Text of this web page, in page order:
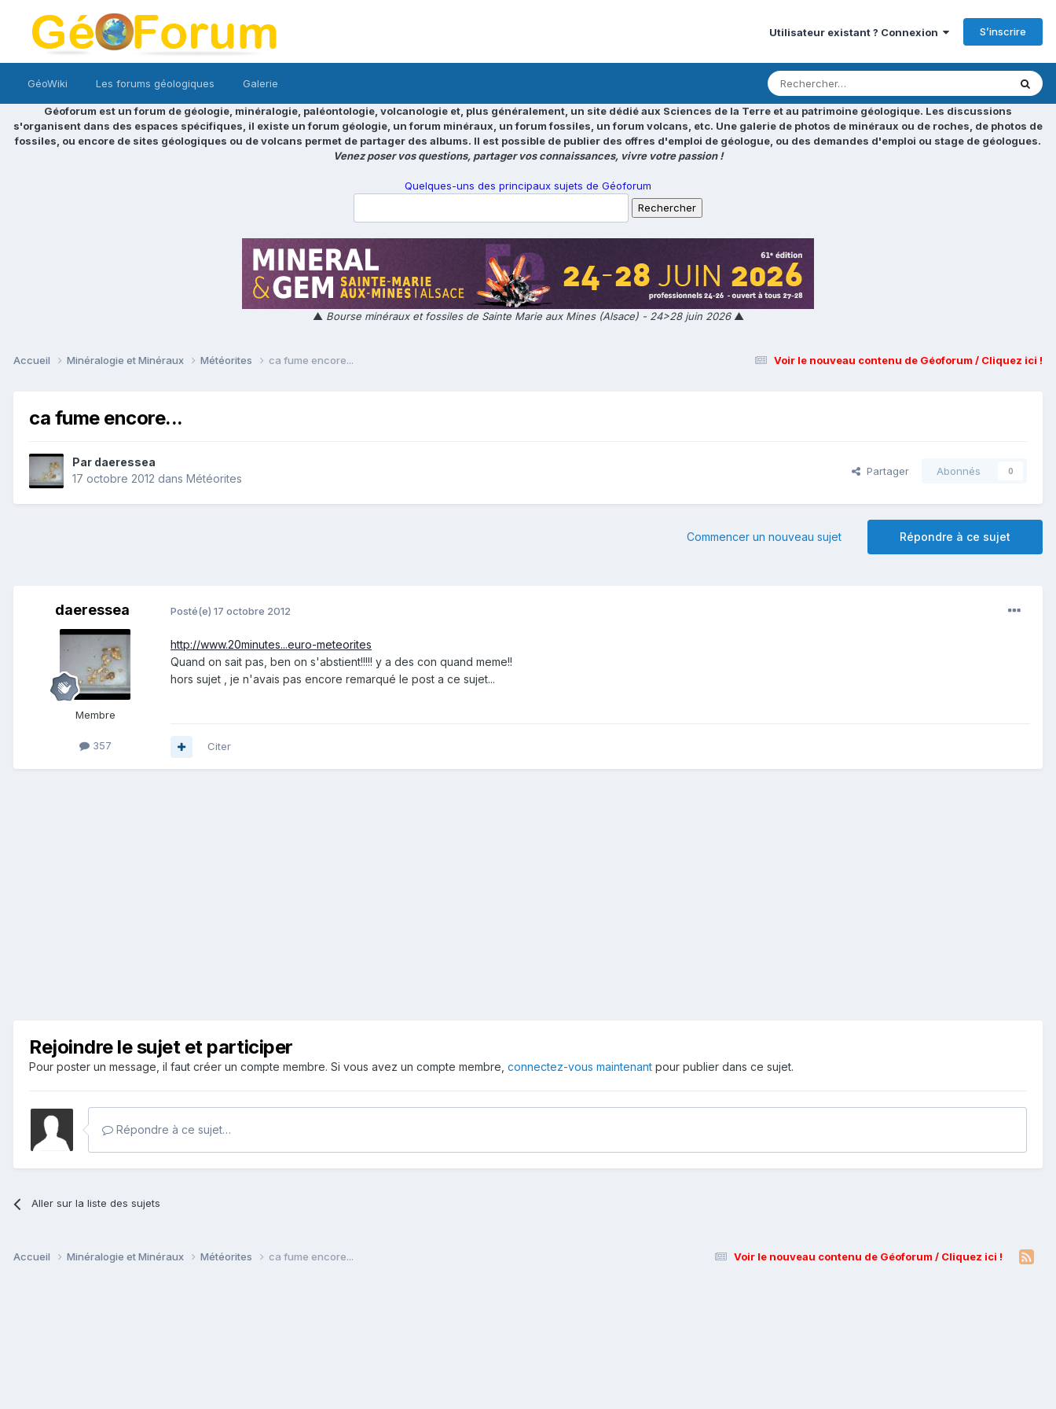
Utilisateur existant ? Connexion S’inscrire
GéoWiki Les forums géologiques Galerie
Géoforum est un forum de géologie, minéralogie, paléontologie, volcanologie et, plus généralement, un site dédié aux Sciences de la Terre et au patrimoine géologique. Les discussions
s'organisent dans des espaces spécifiques, il existe un forum géologie, un forum minéraux, un forum fossiles, un forum volcans, etc. Une galerie de photos de minéraux ou de roches, de photos de
fossiles, ou encore de sites géologiques ou de volcans permet de partager des albums. Il est possible de publier des offres d'emploi de géologue, ou des demandes d'emploi ou stage de géologues.
Venez poser vos questions, partager vos connaissances, vivre votre passion !
Quelques-uns des principaux sujets de Géoforum
▲ Bourse minéraux et fossiles de Sainte Marie aux Mines (Alsace) - 24>28 juin 2026▲
Voir le nouveau contenu de Géoforum / Cliquez ici !
Accueil Minéralogie et Minéraux Météorites ca fume encore...
ca fume encore...
Par daeressea
17 octobre 2012 dans Météorites
Partager Abonnés 0
Répondre à ce sujet
Commencer un nouveau sujet
daeressea
Membre
357
Posté(e) 17 octobre 2012
http://www.20minutes...euro-meteorites
Quand on sait pas, ben on s'abstient!!!!! y a des con quand meme!!
hors sujet , je n'avais pas encore remarqué le post a ce sujet...
Citer
Rejoindre le sujet et participer
Pour poster un message, il faut créer un compte membre. Si vous avez un compte membre, connectez-vous maintenant pour publier dans ce sujet.
Répondre à ce sujet…
Aller sur la liste des sujets
Voir le nouveau contenu de Géoforum / Cliquez ici !
Accueil Minéralogie et Minéraux Météorites ca fume encore...